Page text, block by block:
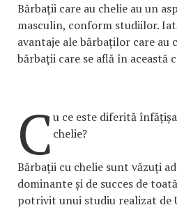
Bărbații care au chelie au un
masculin, conform studiilor.
avantaje ale bărbaților care au
bărbații care se află în această
Cu ce este diferită
chelie?
Bărbații cu chelie sunt văzuți
dominante și de succes de
potrivit unui studiu realizat de